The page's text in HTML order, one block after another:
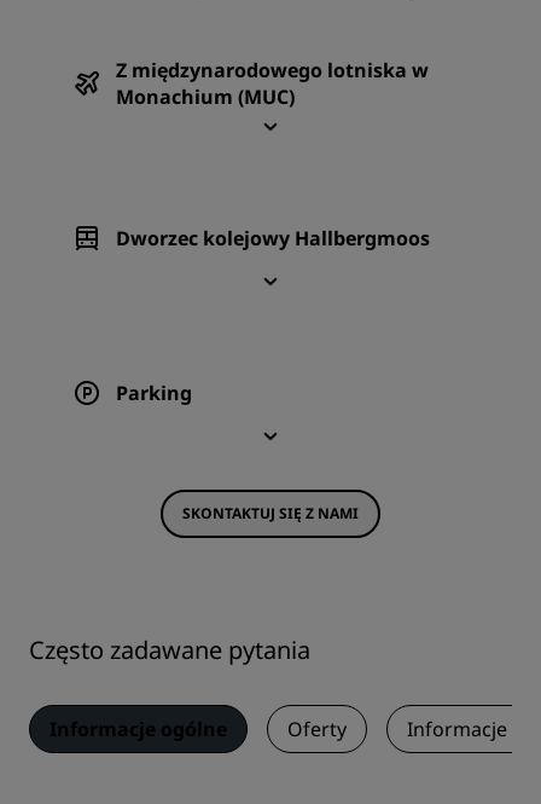
Z międzynarodowego lotniska w
Monachium (MUC)
Dworzec kolejowy Hallbergmoos
Parking
SKONTAKTUJ SIĘ Z NAMI
Często zadawane pytania
Informacje ogólne Oferty Informacje o